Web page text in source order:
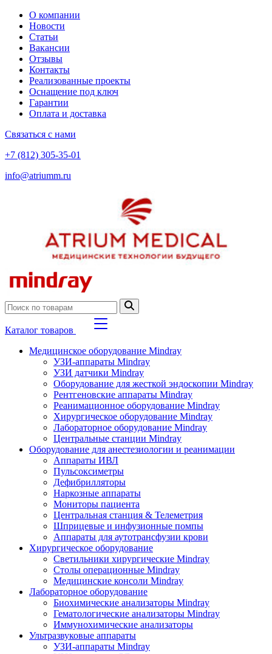
О компании
Новости
Статьи
Вакансии
Отзывы
Контакты
Реализованные проекты
Оснащение под ключ
Гарантии
Оплата и доставка
Связаться с нами
+7 (812) 305-35-01
info@atriumm.ru
Каталог товаров
Медицинское оборудование Mindray
УЗИ-аппараты Mindray
УЗИ датчики Mindray
Оборудование для жесткой эндоскопии Mindray
Рентгеновские аппараты Mindray
Реанимационное оборудование Mindray
Хирургическое оборудование Mindray
Лабораторное оборудование Mindray
Центральные станции Mindray
Оборудование для анестезиологии и реанимации
Аппараты ИВЛ
Пульсоксиметры
Дефибрилляторы
Наркозные аппараты
Мониторы пациента
Центральная станция & Телеметрия
Шприцевые и инфузионные помпы
Аппараты для аутотрансфузии крови
Хирургическое оборудование
Светильники хирургические Mindray
Столы операционные Mindray
Медицинские консоли Mindray
Лабораторное оборудование
Биохимические анализаторы Mindray
Гематологические анализаторы Mindray
Иммунохимические анализаторы
Ультразвуковые аппараты
УЗИ-аппараты Mindray